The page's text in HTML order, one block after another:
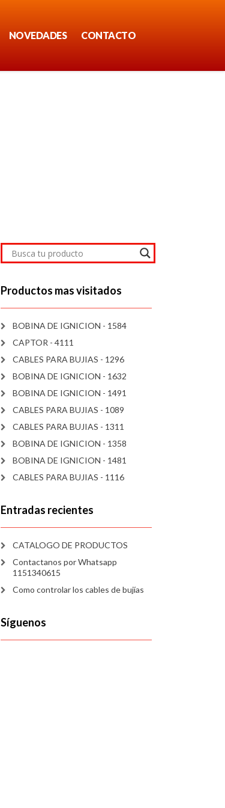
NOVEDADES CONTACTO
Productos mas visitados
BOBINA DE IGNICION - 1584
CAPTOR - 4111
CABLES PARA BUJIAS - 1296
BOBINA DE IGNICION - 1632
BOBINA DE IGNICION - 1491
CABLES PARA BUJIAS - 1089
CABLES PARA BUJIAS - 1311
BOBINA DE IGNICION - 1358
BOBINA DE IGNICION - 1481
CABLES PARA BUJIAS - 1116
Entradas recientes
CATALOGO DE PRODUCTOS
Contactanos por Whatsapp
1151340615
Como controlar los cables de bujías
Síguenos